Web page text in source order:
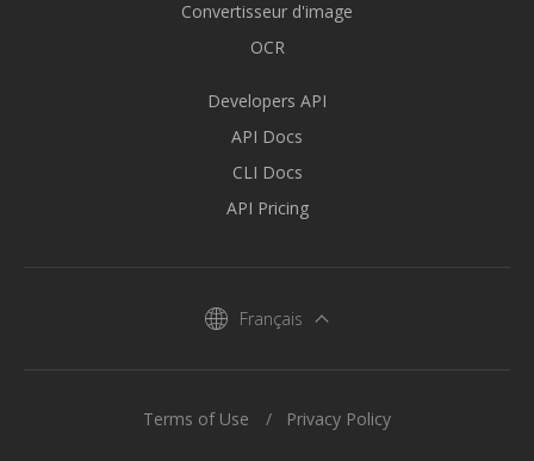
Convertisseur d'image
OCR
Developers API
API Docs
CLI Docs
API Pricing
Français
Terms of Use Privacy Policy